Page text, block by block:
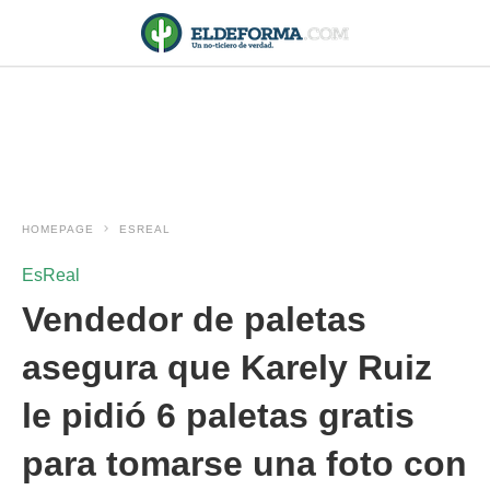
HOMEPAGE ESREAL
EsReal
Vendedor de paletas
asegura que Karely Ruiz
le pidió 6 paletas gratis
para tomarse una foto con